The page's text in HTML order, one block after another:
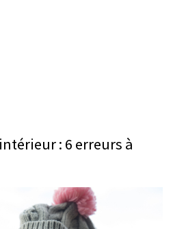
: 6 erreurs à